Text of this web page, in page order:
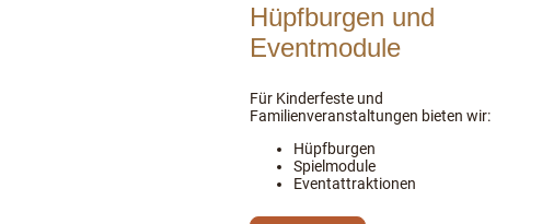
Hüpfburgen und
Eventmodule
Für Kinderfeste und
Familienveranstaltungen bieten wir:
Hüpfburgen
Spielmodule
Eventattraktionen